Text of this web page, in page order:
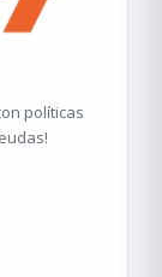
políticas